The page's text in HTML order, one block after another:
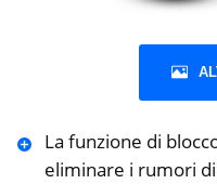
La funzione di
eliminare i rumori